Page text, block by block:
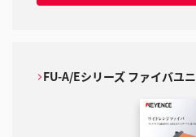
FU-A/Eシリーズ ファイバユ